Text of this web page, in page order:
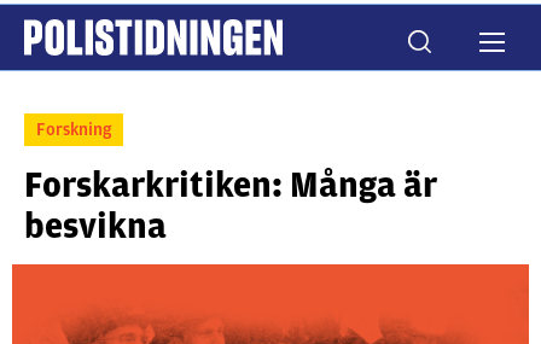
Forskning
Forskarkritiken: Många är
besvikna